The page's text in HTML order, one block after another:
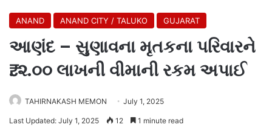
ANAND ANAND CITY / TALUKO GUJARAT
આણંદ – સુણાવના મૃતકના પરિવારને
₹. ૨.૦૦ લાખની વીમાની રકમ અપાઈ
TAHIRNAKASH MEMON July 1, 2025
Last Updated: July 1, 2025 12 1 minute read